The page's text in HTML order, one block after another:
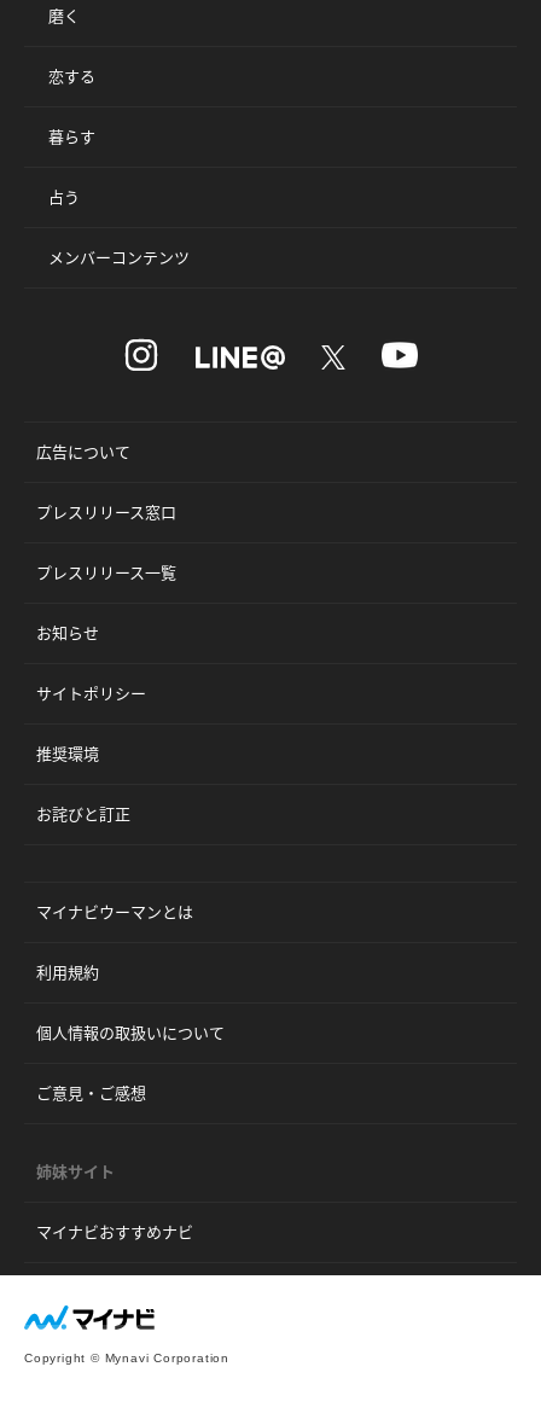
磨く
恋する
暮らす
占う
メンバーコンテンツ
広告について
プレスリリース窓口
プレスリリース一覧
お知らせ
サイトポリシー
推奨環境
お詫びと訂正
マイナビウーマンとは
利用規約
個人情報の取扱いについて
ご意見・ご感想
姉妹サイト
マイナビおすすめナビ
Copyright © Mynavi Corporation